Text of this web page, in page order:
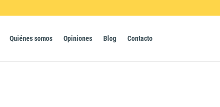
Quiénes somos Opiniones Blog Contacto